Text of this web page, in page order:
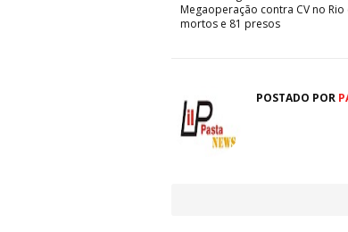
Megaoperação contra CV no
mortos e 81 presos
POSTADO POR